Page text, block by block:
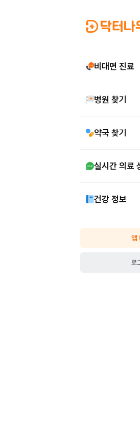
비대면 진료
병원 찾기
약국 찾기
실시간 의료
건강 정보
앱
로